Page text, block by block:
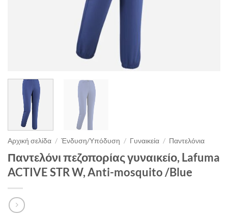
Αρχική σελίδα / Ένδυση/Υπόδυση / Γυναικεία / Παντελόνια
Παντελόνι πεζοπορίας γυναικείο, Lafuma
ACTIVE STR W, Anti-mosquito /Blue